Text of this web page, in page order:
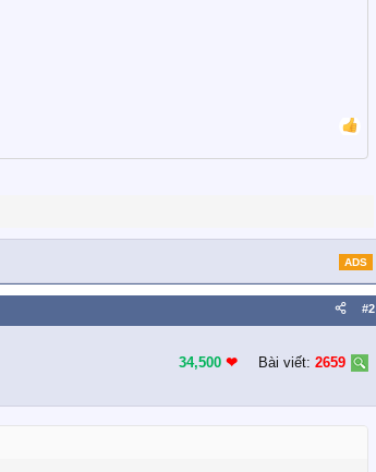
ADS
#2
34,500 ❤︎ Bài viết: 2659